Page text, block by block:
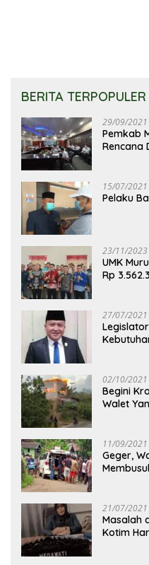
BERITA TERPOPULER
29/09/2021
Pemkab
Rencana
15/07/2021
Pelaku
23/11/2023
UMK
Rp
27/07/2021
02/10/2021
Begini
Walet
11/09/2021
Geger,
21/07/2021
Masalah
Kotim